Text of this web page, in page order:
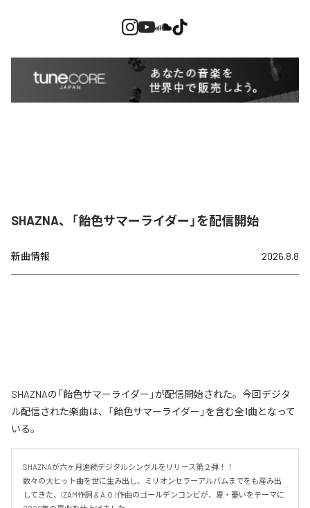
SHAZNA、「飴色サマーライダー」を配信開始
新曲情報 2026.8.8
SHAZNAの「飴色サマーライダー」が配信開始された。今回デジタ
ル配信された楽曲は、「飴色サマーライダー」を含む全1曲となって
いる。
SHAZNAが六ヶ月連続デジタルシングルをリリース第２弾！！
数々の大ヒット曲を世に生み出し、ミリオンセラーアルバムまでをも産み出
してきた、IZAM作詞 & A.O.I作曲のゴールデンコンビが、夏・憂いをテーマに